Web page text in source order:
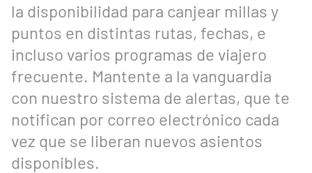
la disponibilidad para canjear millas y
puntos en distintas rutas, fechas, e
incluso varios programas de viajero
frecuente. Mantente a la vanguardia
con nuestro sistema de alertas, que te
notifican por correo electrónico cada
vez que se liberan nuevos asientos
disponibles.